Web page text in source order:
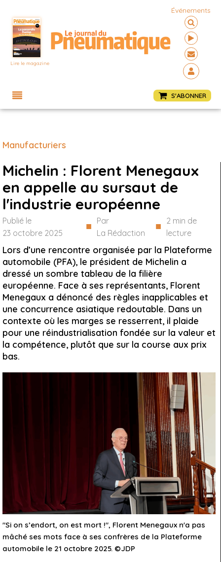
Lire le magazine
Événements
S'ABONNER
Manufacturiers
Michelin : Florent Menegaux
en appelle au sursaut de
l'industrie européenne
Publié le
23 octobre 2025
■ Par
La Rédaction
■ 2 min de
lecture
Lors d’une rencontre organisée par la Plateforme
automobile (PFA), le président de Michelin a
dressé un sombre tableau de la filière
européenne. Face à ses représentants, Florent
Menegaux a dénoncé des règles inapplicables et
une concurrence asiatique redoutable. Dans un
contexte où les marges se resserrent, il plaide
pour une réindustrialisation fondée sur la valeur et
la compétence, plutôt que sur la course aux prix
bas.
"Si on s’endort, on est mort !", Florent Menegaux n'a pas
mâché ses mots face à ses confrères de la Plateforme
automobile le 21 octobre 2025. ©JDP